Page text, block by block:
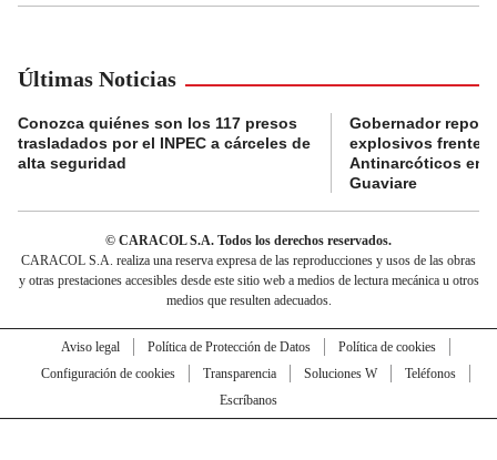
Últimas Noticias
Conozca quiénes son los 117 presos
trasladados por el INPEC a cárceles de
alta seguridad
Gobernador
explosivos frente a
Antinarcóticos en
Guaviare
© CARACOL S.A. Todos los derechos reservados.
CARACOL S.A. realiza una reserva expresa de las reproducciones y usos de las obras
y otras prestaciones accesibles desde este sitio web a medios de lectura mecánica u otros
medios que resulten adecuados.
Aviso legal Política de Protección de Datos
Política de cookies
Configuración de cookies
Transparencia Soluciones W
Teléfonos
Escríbanos